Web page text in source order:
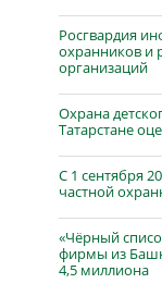
Росгвардия
охранников и
организаций
Охрана
Татарстане
С 1 сентября
частной
«Чёрный
фирмы из
4,5 миллиона